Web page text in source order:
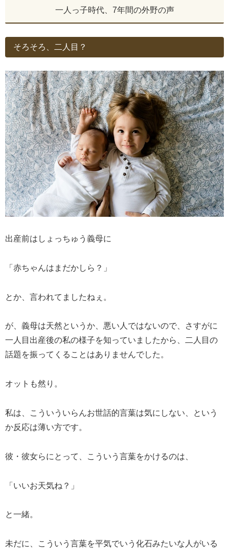
一人っ子時代、7年間の外野の声
そろそろ、二人目？
出産前はしょっちゅう義母に
「赤ちゃんはまだかしら？」
とか、言われてましたねぇ。
が、義母は天然というか、悪い人ではないので、さすがに
一人目出産後の私の様子を知っていましたから、二人目の
話題を振ってくることはありませんでした。
オットも然り。
私は、こういういらんお世話的言葉は気にしない、という
か反応は薄い方です。
彼・彼女らにとって、こういう言葉をかけるのは、
「いいお天気ね？」
と一緒。
未だに、こういう言葉を平気でいう化石みたいな人がいる